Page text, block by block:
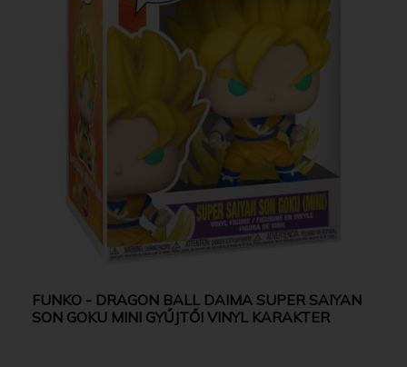
FUNKO - DRAGON BALL DAIMA SUPER SAIYAN
SON GOKU MINI GYŰJTŐI VINYL KARAKTER